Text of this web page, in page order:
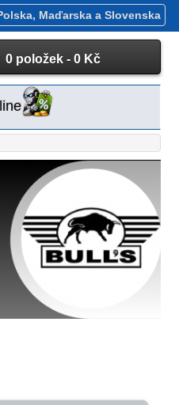
Maďarska a Slovenska
0 položek - 0 Kč